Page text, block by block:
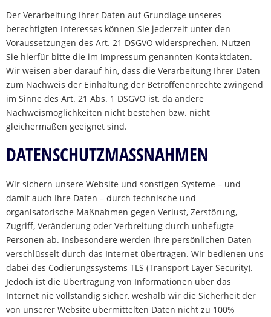
Der Verarbeitung Ihrer Daten auf Grundlage unseres
berechtigten Interesses können Sie jederzeit unter den
Voraussetzungen des Art. 21 DSGVO widersprechen. Nutzen
Sie hierfür bitte die im Impressum genannten Kontaktdaten.
Wir weisen aber darauf hin, dass die Verarbeitung Ihrer Daten
zum Nachweis der Einhaltung der Betroffenenrechte zwingend
im Sinne des Art. 21 Abs. 1 DSGVO ist, da andere
Nachweismöglichkeiten nicht bestehen bzw. nicht
gleichermaßen geeignet sind.
DATENSCHUTZMASSNAHMEN
Wir sichern unsere Website und sonstigen Systeme – und
damit auch Ihre Daten – durch technische und
organisatorische Maßnahmen gegen Verlust, Zerstörung,
Zugriff, Veränderung oder Verbreitung durch unbefugte
Personen ab. Insbesondere werden Ihre persönlichen Daten
verschlüsselt durch das Internet übertragen. Wir bedienen uns
dabei des Codierungssystems TLS (Transport Layer Security).
Jedoch ist die Übertragung von Informationen über das
Internet nie vollständig sicher, weshalb wir die Sicherheit der
von unserer Website übermittelten Daten nicht zu 100%